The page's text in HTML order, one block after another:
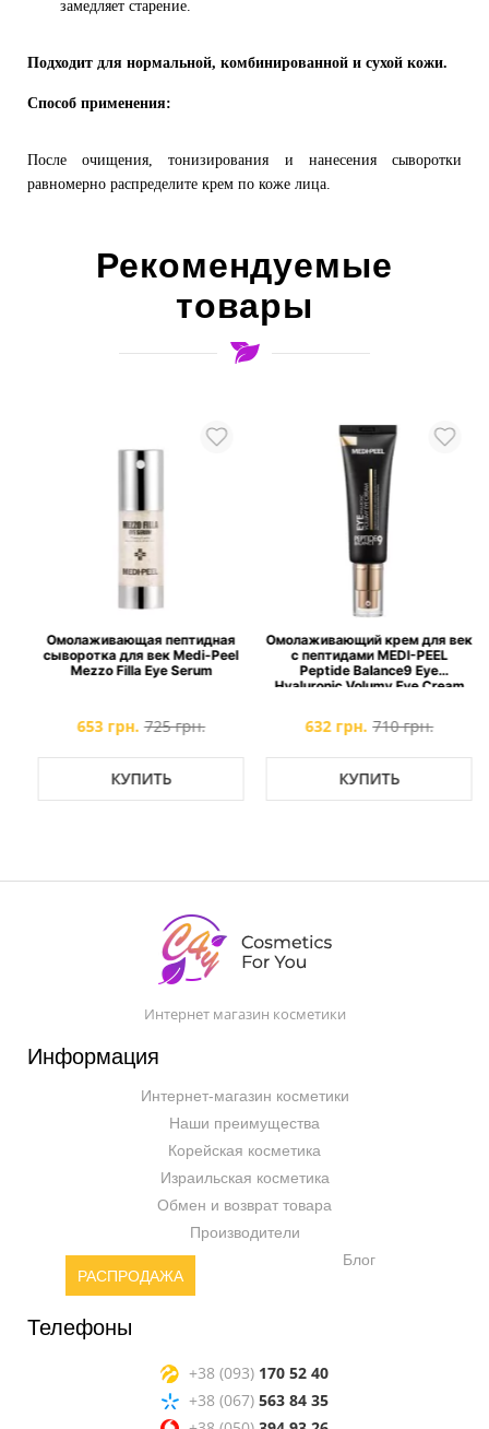
замедляет старение.
Подходит для нормальной, комбинированной и сухой кожи.
Способ применения:
После очищения, тонизирования и нанесения сыворотки
равномерно распределите крем по коже лица.
Рекомендуемые
товары
Омолаживающая пептидная
сыворотка для век Medi-Peel
Mezzo Filla Eye Serum
653 грн. 725 грн.
КУПИТЬ
Омолаживающий крем для век
с пептидами MEDI-PEEL
Peptide Balance9 Eye
Hyaluronic Volumy Eye Cream
632 грн. 710 грн.
КУПИТЬ
Интернет магазин косметики
Информация
Интернет-магазин косметики
Наши преимущества
Корейская косметика
Израильская косметика
Обмен и возврат товара
Производители
РАСПРОДАЖА
Блог
Телефоны
+38 (093) 170 52 40
+38 (067) 563 84 35